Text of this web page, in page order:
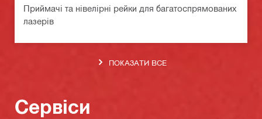
Приймачі та нівелірні рейки для багатоспрямованих
лазерів
ПОКАЗАТИ ВСЕ
Сервіси